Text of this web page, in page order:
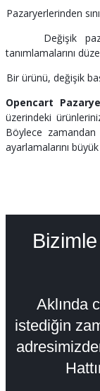
Pazaryerlerinden
Değişik
tanımlamalarını
Bir ürünü, değişik
Opencart
üzerindeki
Böylece
ayarlamalarını
Aklında
istediğin